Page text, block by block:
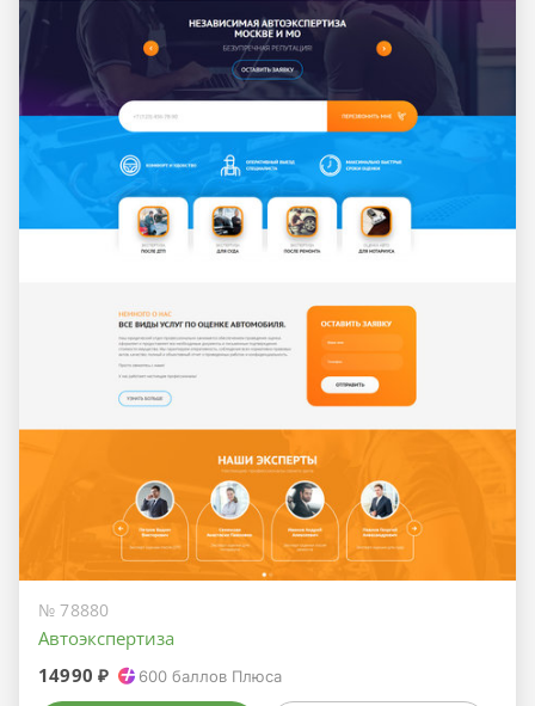
№ 78880
Автоэкспертиза
14990 ₽
600 баллов Плюса